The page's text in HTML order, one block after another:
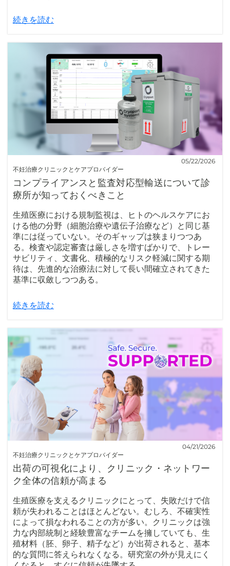
続きを読む
不妊治療クリニックとケアプロバイダー
05/22/2026
コンプライアンスと監査対応型輸送について診
療所が知っておくべきこと
生殖医療における規制監視は、ヒトのヘルスケアにお
ける他の分野（細胞治療や遺伝子治療など）と同じ基
準には従っていない。そのギャップは狭まりつつあ
る。検査や認定審査は厳しさを増すばかりで、トレー
サビリティ、文書化、積極的なリスク軽減に関する期
待は、先進的な治療法に対して長い間確立されてきた
基準に収斂しつつある。
続きを読む
不妊治療クリニックとケアプロバイダー
04/21/2026
出荷の可視化により、クリニック・ネットワー
ク全体の信頼が高まる
生殖医療を支えるクリニックにとって、失敗だけで信
頼が失われることはほとんどない。むしろ、不確実性
によって損なわれることの方が多い。クリニックは強
力な内部統制と経験豊富なチームを擁していても、生
殖材料（胚、卵子、精子など）が出荷されると、基本
的な質問に答えられなくなる。研究室の外が見えにく